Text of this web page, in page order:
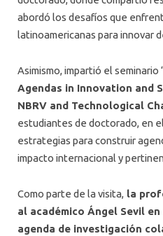
abordó los desafíos que
latinoamericanas para innovar
Asimismo, impartió el seminario
Agendas in Innovation and
NBRV and Technological
estudiantes de doctorado, en
estrategias para construir
impacto internacional y
Como parte de la visita, la
al académico Ángel Sevil
agenda de investigación